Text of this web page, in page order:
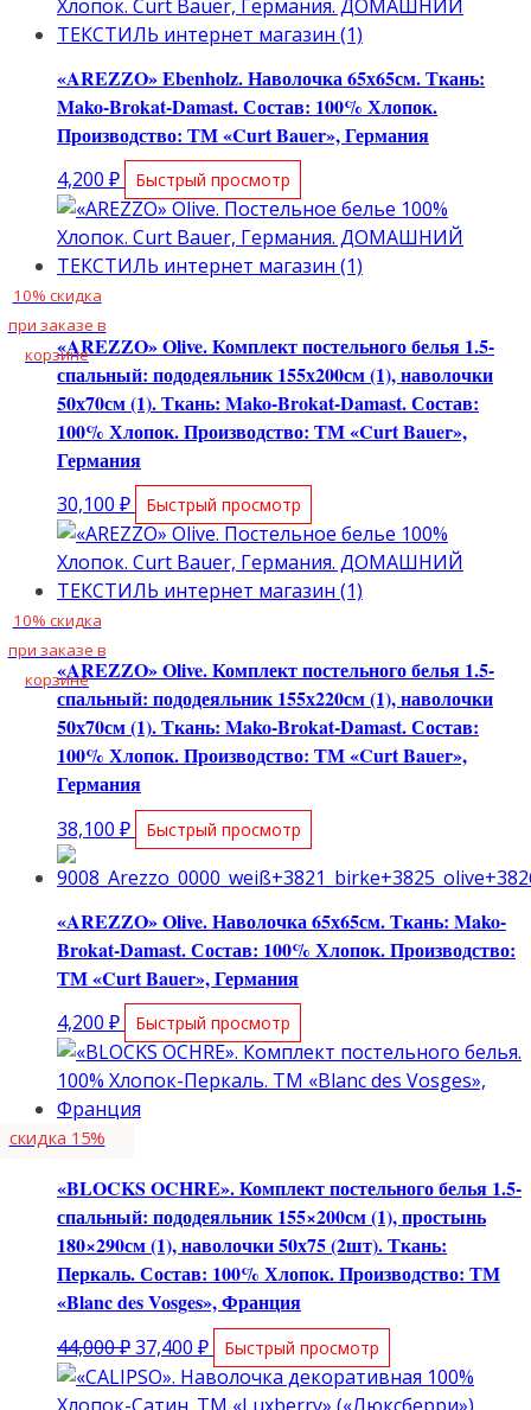
«AREZZO» Ebenholz. Наволочка 65х65см. Ткань:
Mako-Brokat-Damast. Состав: 100% Хлопок.
Производство: ТМ «Curt Bauer», Германия
4,200 ₽ Быстрый просмотр
10% скидка
при заказе в
корзине«AREZZO» Olive. Комплект постельного белья 1.5-
спальный: пододеяльник 155х200см (1), наволочки
50х70см (1). Ткань: Mako-Brokat-Damast. Состав:
100% Хлопок. Производство: ТМ «Curt Bauer»,
Германия
30,100 ₽ Быстрый просмотр
10% скидка
при заказе в
корзине«AREZZO» Olive. Комплект постельного белья 1.5-
спальный: пододеяльник 155х220см (1), наволочки
50х70см (1). Ткань: Mako-Brokat-Damast. Состав:
100% Хлопок. Производство: ТМ «Curt Bauer»,
Германия
38,100 ₽ Быстрый просмотр
«AREZZO» Olive. Наволочка 65х65см. Ткань: Mako-
Brokat-Damast. Состав: 100% Хлопок. Производство:
ТМ «Curt Bauer», Германия
4,200 ₽ Быстрый просмотр
скидка 15%
«BLOCKS OCHRE». Комплект постельного белья 1.5-
спальный: пододеяльник 155×200см (1), простынь
180×290см (1), наволочки 50х75 (2шт). Ткань:
Перкаль. Состав: 100% Хлопок. Производство: ТМ
«Blanc des Vosges», Франция
44,000₽Первоначальная
цена
составляла
37,400 ₽Текущая
цена:
37,400 ₽.
Быстрый просмотр